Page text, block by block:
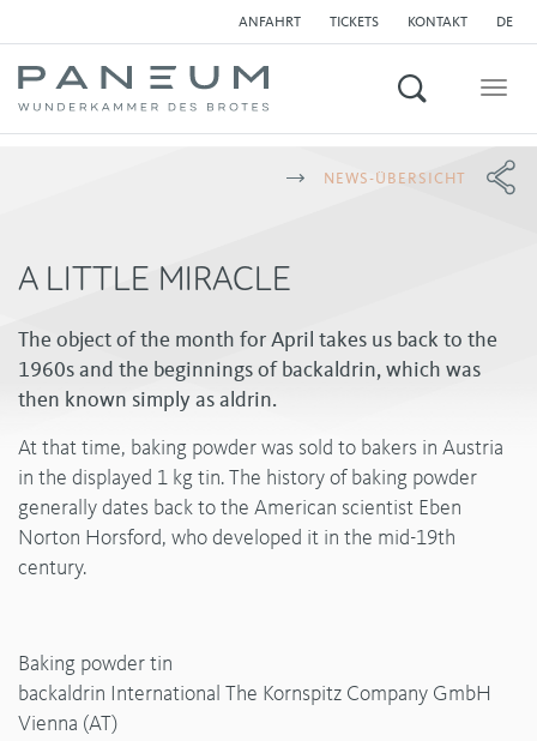
ANFAHRT TICKETS KONTAKT DE
Suchen
NEWS-ÜBERSICHT
A LITTLE MIRACLE
The object of the month for April takes us back to the
1960s and the beginnings of backaldrin, which was
then known simply as aldrin.
At that time, baking powder was sold to bakers in Austria
in the displayed 1 kg tin. The history of baking powder
generally dates back to the American scientist Eben
Norton Horsford, who developed it in the mid-19th
century.
Baking powder tin
backaldrin International The Kornspitz Company GmbH
Vienna (AT)